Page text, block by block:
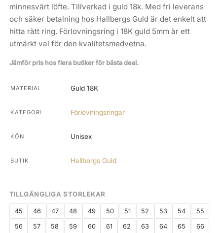
minnesvärt löfte. Tillverkad i guld 18k. Med fri leverans
och säker betalning hos Hallbergs Guld är det enkelt att
hitta rätt ring. Förlovningsring i 18K guld 5mm är ett
utmärkt val för den kvalitetsmedvetna.
Jämför pris hos flera butiker för bästa deal.
MATERIAL Guld 18K
KATEGORI Förlovningsringar
KÖN Unisex
BUTIK Hallbergs Guld
TILLGÄNGLIGA STORLEKAR
45 46 47 48 49 50 51 52 53 54 55
56 57 58 59 60 61 62 63 64 65 66